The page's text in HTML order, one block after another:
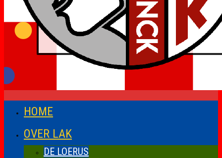
HOME
OVER LAK
DE LOERUS